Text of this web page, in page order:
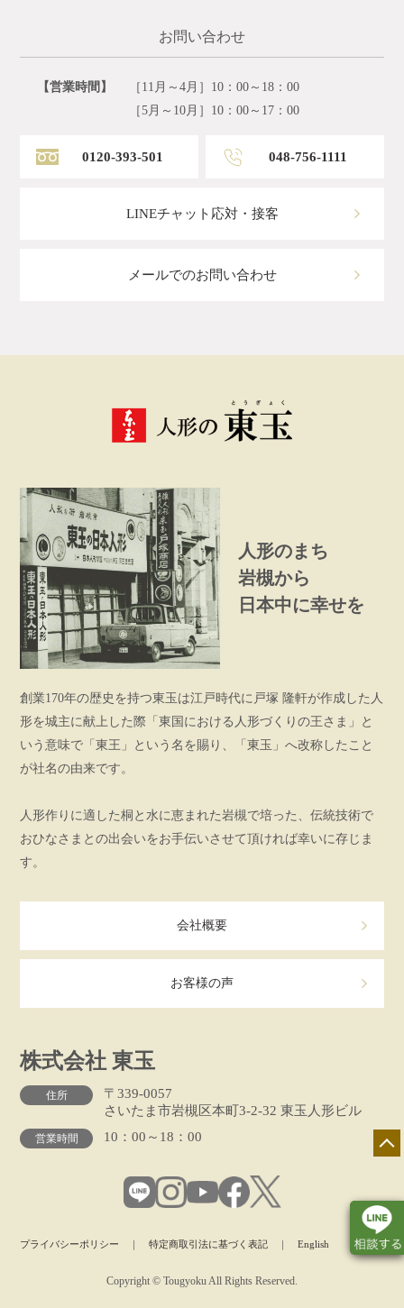
お問い合わせ
【営業時間】
［11月～4月］10：00～18：00
［5月～10月］10：00～17：00
0120-393-501 048-756-1111
LINEチャット応対・接客
メールでのお問い合わせ
人形のまち
岩槻から
日本中に幸せを
創業170年の歴史を持つ東玉は江戸時代に戸塚 隆軒が作成した人
形を城主に献上した際「東国における人形づくりの王さま」と
いう意味で「東王」という名を賜り、「東玉」へ改称したこと
が社名の由来です。
人形作りに適した桐と水に恵まれた岩槻で培った、伝統技術で
おひなさまとの出会いをお手伝いさせて頂ければ幸いに存じま
す。
会社概要
お客様の声
株式会社 東玉
住所
〒339-0057
さいたま市岩槻区本町3-2-32 東玉人形ビル
営業時間 10：00～18：00
プライバシーポリシー ｜特定商取引法に基づく表記 ｜English
Copyright © Tougyoku All Rights Reserved.